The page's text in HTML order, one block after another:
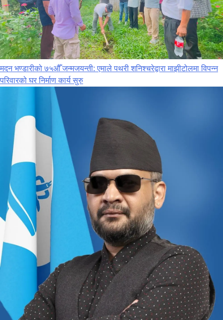
मदन भण्डारीको ७५औँ जन्मजयन्ती: एमाले पथरी शनिश्चरेद्वारा माझीटोलमा विपन्न
परिवारको घर निर्माण कार्य सुरु